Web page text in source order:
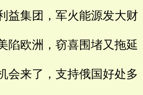
益集团，军火能源发大财
陷欧洲，窃喜围堵又拖延
会来了，支持俄国好处多